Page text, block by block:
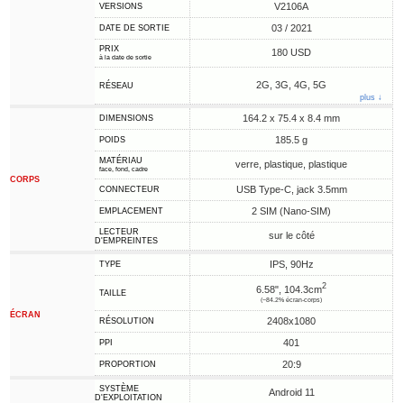
VERSIONS V2106A
DATE DE SORTIE 03 / 2021
PRIX
à la date de sortie 180 USD
RÉSEAU 2G, 3G, 4G, 5G
plus ↓
CORPS
DIMENSIONS 164.2 x 75.4 x 8.4 mm
POIDS 185.5 g
MATÉRIAU
face, fond, cadre verre, plastique, plastique
CONNECTEUR USB Type-C, jack 3.5mm
EMPLACEMENT 2 SIM (Nano-SIM)
LECTEUR
D'EMPREINTES
sur le côté
ÉCRAN
TYPE IPS, 90Hz
TAILLE 6.58", 104.3cm2
(~84.2% écran-corps)
RÉSOLUTION 2408x1080
PPI 401
PROPORTION 20:9
SYSTÈME
D'EXPLOITATION
Android 11